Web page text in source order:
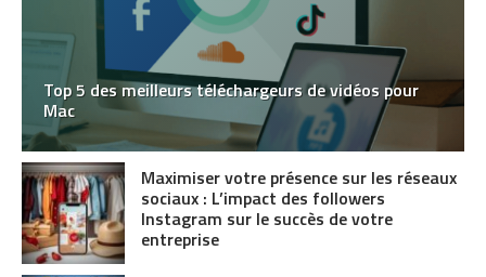
Top 5 des meilleurs téléchargeurs de vidéos pour
Mac
Maximiser votre présence sur les réseaux
sociaux : L’impact des followers
Instagram sur le succès de votre
entreprise